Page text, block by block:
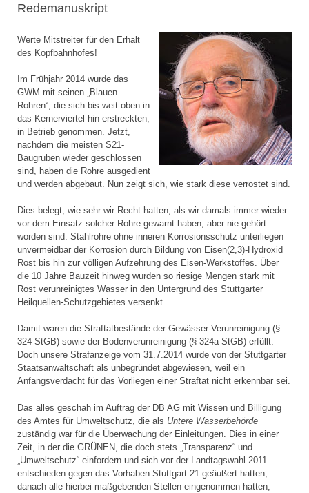
Redemanuskript
Werte Mitstreiter für den Erhalt
des Kopfbahnhofes!
Im Frühjahr 2014 wurde das
GWM mit seinen „Blauen
Rohren“, die sich bis weit oben in
das Kernerviertel hin erstreckten,
in Betrieb genommen. Jetzt,
nachdem die meisten S21-
Baugruben wieder geschlossen
sind, haben die Rohre ausgedient
und werden abgebaut. Nun zeigt sich, wie stark diese verrostet sind.
Dies belegt, wie sehr wir Recht hatten, als wir damals immer wieder
vor dem Einsatz solcher Rohre gewarnt haben, aber nie gehört
worden sind. Stahlrohre ohne inneren Korrosionsschutz unterliegen
unvermeidbar der Korrosion durch Bildung von Eisen(2,3)-Hydroxid =
Rost bis hin zur völligen Aufzehrung des Eisen-Werkstoffes. Über
die 10 Jahre Bauzeit hinweg wurden so riesige Mengen stark mit
Rost verunreinigtes Wasser in den Untergrund des Stuttgarter
Heilquellen-Schutzgebietes versenkt.
Damit waren die Straftatbestände der Gewässer-Verunreinigung (§
324 StGB) sowie der Bodenverunreinigung (§ 324a StGB) erfüllt.
Doch unsere Strafanzeige vom 31.7.2014 wurde von der Stuttgarter
Staatsanwaltschaft als unbegründet abgewiesen, weil ein
Anfangsverdacht für das Vorliegen einer Straftat nicht erkennbar sei.
Das alles geschah im Auftrag der DB AG mit Wissen und Billigung
des Amtes für Umweltschutz, die als Untere Wasserbehörde
zuständig war für die Überwachung der Einleitungen. Dies in einer
Zeit, in der die GRÜNEN, die doch stets „Transparenz“ und
„Umweltschutz“ einfordern und sich vor der Landtagswahl 2011
entschieden gegen das Vorhaben Stuttgart 21 geäußert hatten,
danach alle hierbei maßgebenden Stellen eingenommen hatten,